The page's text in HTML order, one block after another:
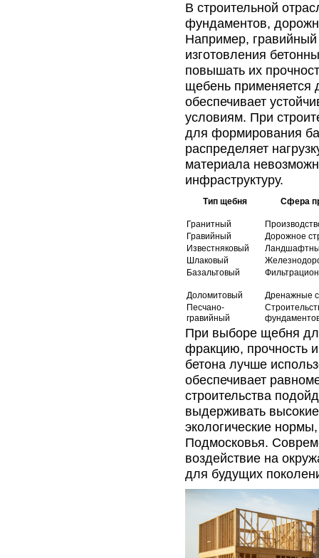
В строительной
фундаментов,
Например, гравийный
изготовления
повышать их
щебень применяется
обеспечивает
условиям. При
для формирования
распределяет
материала
инфраструктуру.
Тип щебня Сфера
Гранитный
Гравийный
Дорожное
Известняковый
Шлаковый
Базальтовый
Доломитовый
Дренажные
Песчано-
гравийный
При выборе щебня
фракцию, прочность
бетона лучше
обеспечивает
строительства
выдерживать
экологические
Подмосковья.
воздействие на
для будущих